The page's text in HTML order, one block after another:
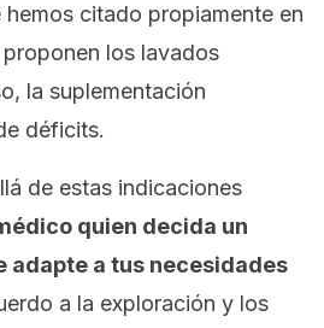
citado propiamente en
los lavados
la suplementación
déficits.
de estas indicaciones
quien decida un
adapte a tus necesidades
a la exploración y los